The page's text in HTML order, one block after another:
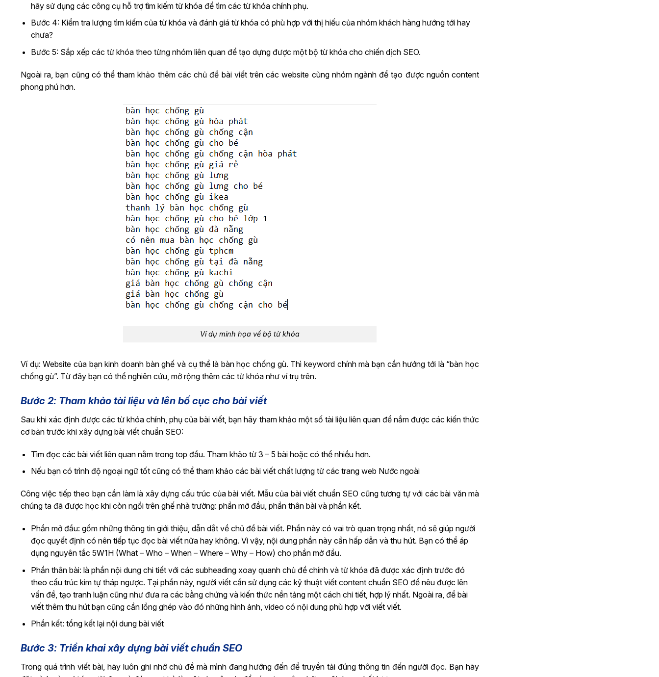
hãy sử dụng các công cụ hỗ trợ tìm kiếm từ khóa để tìm các từ khóa chính phụ.
Bước 4: Kiểm tra lượng tìm kiếm của từ khóa và đánh giá từ khóa có phù hợp với thị hiếu của nhóm khách hàng hướng tới hay
chưa?
Bước 5: Sắp xếp các từ khóa theo từng nhóm liên quan để tạo dựng được một bộ từ khóa cho chiến dịch SEO.
Ngoài ra, bạn cũng có thể tham khảo thêm các chủ đề bài viết trên các website cùng nhóm ngành để tạo được nguồn content
phong phú hơn.
Ví dụ minh họa về bộ từ khóa
Ví dụ: Website của bạn kinh doanh bàn ghế và cụ thể là bàn học chống gù. Thì keyword chính mà bạn cần hướng tới là “bàn học
chống gù”. Từ đây bạn có thể nghiên cứu, mở rộng thêm các từ khóa như ví trụ trên.
Bước 2: Tham khảo tài liệu và lên bố cục cho bài viết
Sau khi xác định được các từ khóa chính, phụ của bài viết, bạn hãy tham khảo một số tài liệu liên quan để nắm được các kiến thức
cơ bản trước khi xây dựng bài viết chuẩn SEO:
Tìm đọc các bài viết liên quan nằm trong top đầu. Tham khảo từ 3 – 5 bài hoặc có thể nhiều hơn.
Nếu bạn có trình độ ngoại ngữ tốt cũng có thể tham khảo các bài viết chất lượng từ các trang web Nước ngoài
Công việc tiếp theo bạn cần làm là xây dựng cấu trúc của bài viết. Mẫu của bài viết chuẩn SEO cũng tương tự với các bài văn mà
chúng ta đã được học khi còn ngồi trên ghế nhà trường: phần mở đầu, phần thân bài và phần kết.
Phần mở đầu: gồm những thông tin giới thiệu, dẫn dắt về chủ đề bài viết. Phần này có vai trò quan trọng nhất, nó sẽ giúp người
đọc quyết định có nên tiếp tục đọc bài viết nữa hay không. Vì vậy, nội dung phần này cần hấp dẫn và thu hút. Bạn có thể áp
dụng nguyên tắc 5W1H (What – Who – When – Where – Why – How) cho phần mở đầu.
Phần thân bài: là phần nội dung chi tiết với các subheading xoay quanh chủ đề chính và từ khóa đã được xác định trước đó
theo cấu trúc kim tự tháp ngược. Tại phần này, người viết cần sử dụng các kỹ thuật viết content chuẩn SEO để nêu được lên
vấn đề, tạo tranh luận cũng như đưa ra các bằng chứng và kiến thức nền tảng một cách chi tiết, hợp lý nhất. Ngoài ra, để bài
viết thêm thu hút bạn cũng cần lồng ghép vào đó những hình ảnh, video có nội dung phù hợp với viết viết.
Phần kết: tổng kết lại nội dung bài viết
Bước 3: Triển khai xây dựng bài viết chuẩn SEO
Trong quá trình viết bài, hãy luôn ghi nhớ chủ đề mà mình đang hướng đến để truyền tải đúng thông tin đến người đọc. Bạn hãy